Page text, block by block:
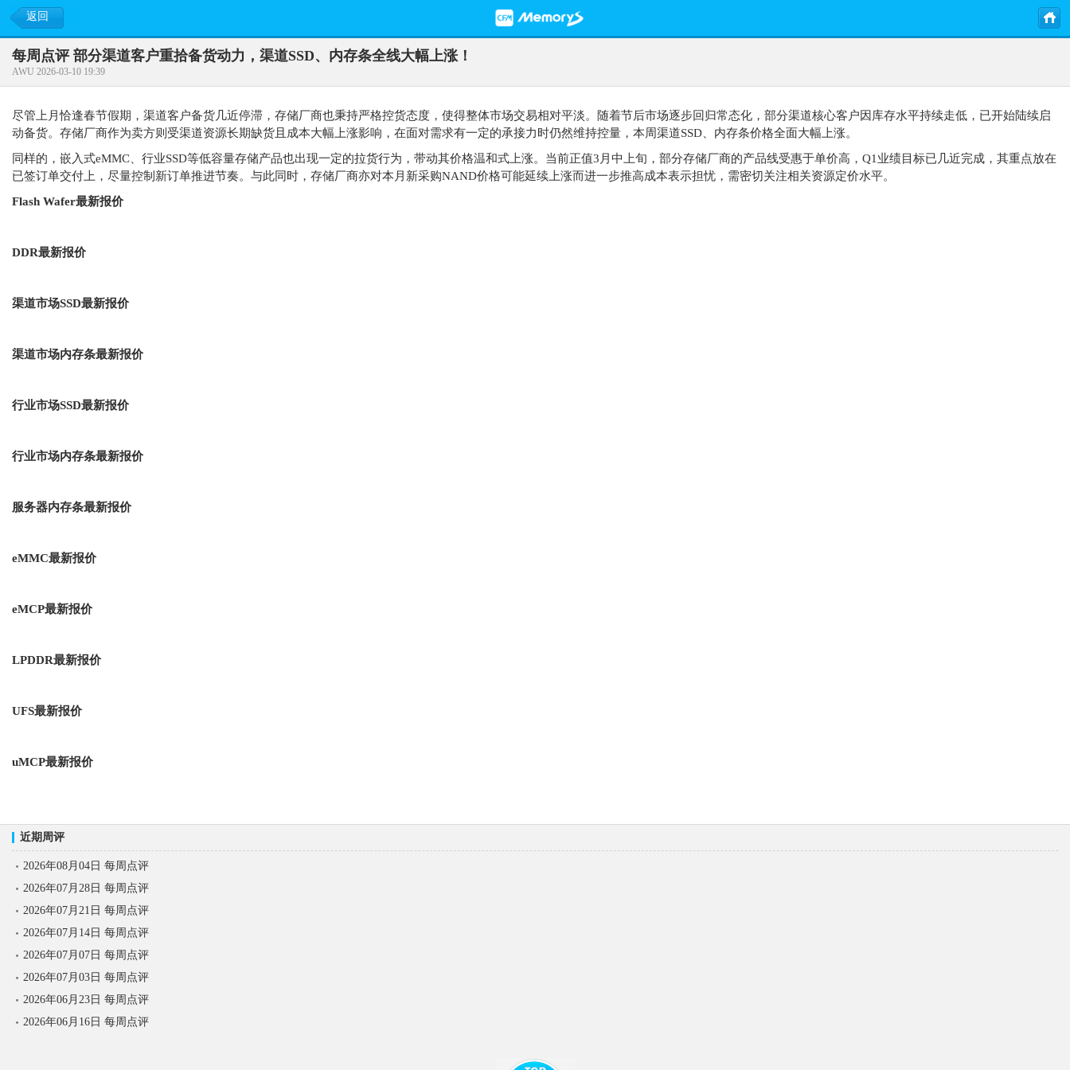
返回
每周点评 部分渠道客户重拾备货动力，渠道SSD、内存条全线大幅上涨！
AWU 2026-03-10 19:39
尽管上月恰逢春节假期，渠道客户备货几近停滞，存储厂商也秉持严格控货态度，使得整体市场交易相对平淡。随着节后市场逐步回归常态化，部分渠道核心客户因库存水平持续走低，已开始陆续启
动备货。存储厂商作为卖方则受渠道资源长期缺货且成本大幅上涨影响，在面对需求有一定的承接力时仍然维持控量，本周渠道SSD、内存条价格全面大幅上涨。
同样的，嵌入式eMMC、行业SSD等低容量存储产品也出现一定的拉货行为，带动其价格温和式上涨。当前正值3月中上旬，部分存储厂商的产品线受惠于单价高，Q1业绩目标已几近完成，其重点放在
已签订单交付上，尽量控制新订单推进节奏。与此同时，存储厂商亦对本月新采购NAND价格可能延续上涨而进一步推高成本表示担忧，需密切关注相关资源定价水平。
Flash Wafer最新报价
DDR最新报价
渠道市场SSD最新报价
渠道市场内存条最新报价
行业市场SSD最新报价
行业市场内存条最新报价
服务器内存条最新报价
eMMC最新报价
eMCP最新报价
LPDDR最新报价
UFS最新报价
uMCP最新报价
近期周评
2026年08月04日 每周点评
2026年07月28日 每周点评
2026年07月21日 每周点评
2026年07月14日 每周点评
2026年07月07日 每周点评
2026年07月03日 每周点评
2026年06月23日 每周点评
2026年06月16日 每周点评